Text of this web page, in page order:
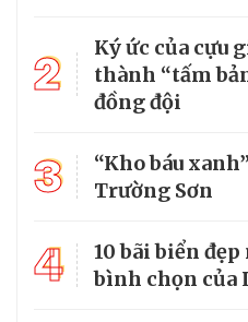
2
Ký ức của cựu
thành “tấm
đồng đội
3
“Kho báu
Trường Sơn
4
10 bãi biển
bình chọn của